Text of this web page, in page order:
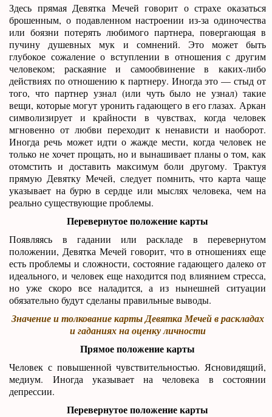
Здесь прямая Девятка Мечей говорит о страхе оказаться
брошенным, о подавленном настроении из-за одиночества
или боязни потерять любимого партнера, повергающая в
пучину душевных мук и сомнений. Это может быть
глубокое сожаление о вступлении в отношения с другим
человеком; раскаяние и самообвинение в каких-либо
действиях по отношению к партнеру. Иногда это — стыд от
того, что партнер узнал (или чуть было не узнал) такие
вещи, которые могут уронить гадающего в его глазах. Аркан
символизирует и крайности в чувствах, когда человек
мгновенно от любви переходит к ненависти и наоборот.
Иногда речь может идти о жажде мести, когда человек не
только не хочет прощать, но и вынашивает планы о том, как
отомстить и доставить максимум боли другому. Трактуя
прямую Девятку Мечей, следует помнить, что карта чаще
указывает на бурю в сердце или мыслях человека, чем на
реально существующие проблемы.
Перевернутое положение карты
Появляясь в гадании или раскладе в перевернутом
положении, Девятка Мечей говорит, что в отношениях еще
есть проблемы и сложности, состояние гадающего далеко от
идеального, и человек еще находится под влиянием стресса,
но уже скоро все наладится, а из нынешней ситуации
обязательно будут сделаны правильные выводы.
Значение и толкование карты Девятка Мечей в раскладах
и гаданиях на оценку личности
Прямое положение карты
Человек с повышенной чувствительностью. Ясновидящий,
медиум. Иногда указывает на человека в состоянии
депрессии.
Перевернутое положение карты